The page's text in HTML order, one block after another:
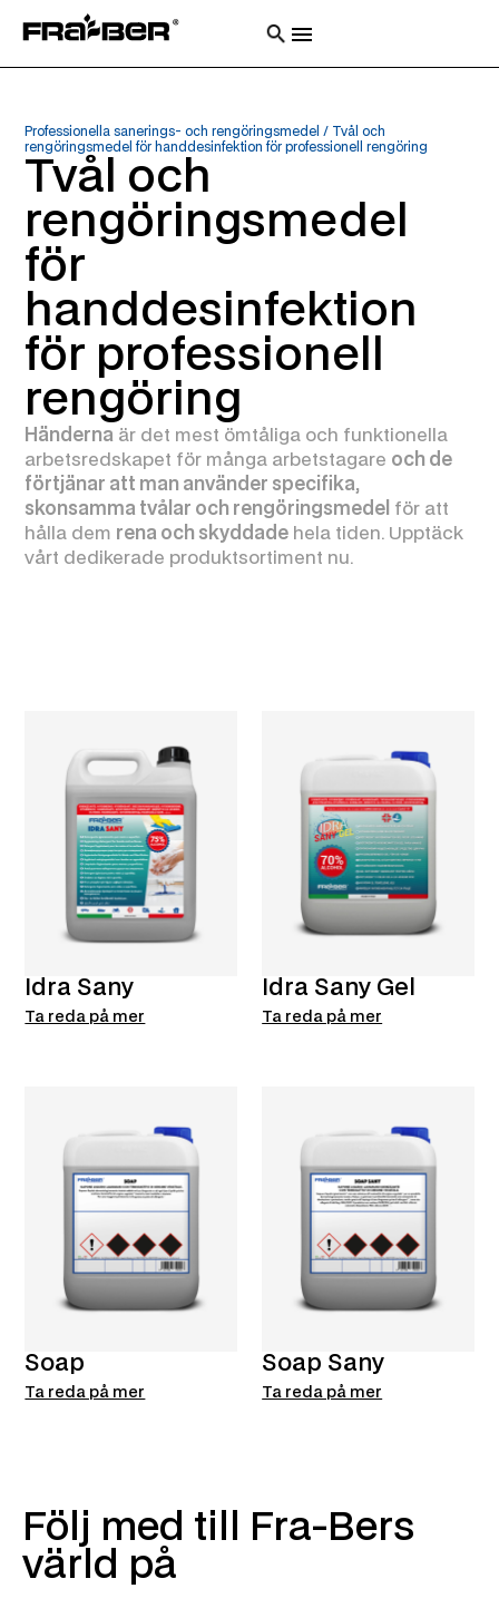
Professionella sanerings- och rengöringsmedel /
Tvål och
rengöringsmedel för handdesinfektion för professionell rengöring
Tvål och
rengöringsmedel
för
handdesinfektion
för professionell
rengöring
Händerna är det mest ömtåliga och funktionella
arbetsredskapet för många arbetstagare och de
förtjänar att man använder specifika,
skonsamma tvålar och rengöringsmedel för att
hålla dem rena och skyddade hela tiden. Upptäck
vårt dedikerade produktsortiment nu.
Idra Sany
Ta reda på mer
Idra Sany Gel
Ta reda på mer
Soap
Ta reda på mer
Soap Sany
Ta reda på mer
Följ med till Fra-Bers
värld på